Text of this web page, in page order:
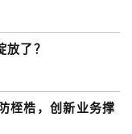
了？
桎梏，创新业务撑